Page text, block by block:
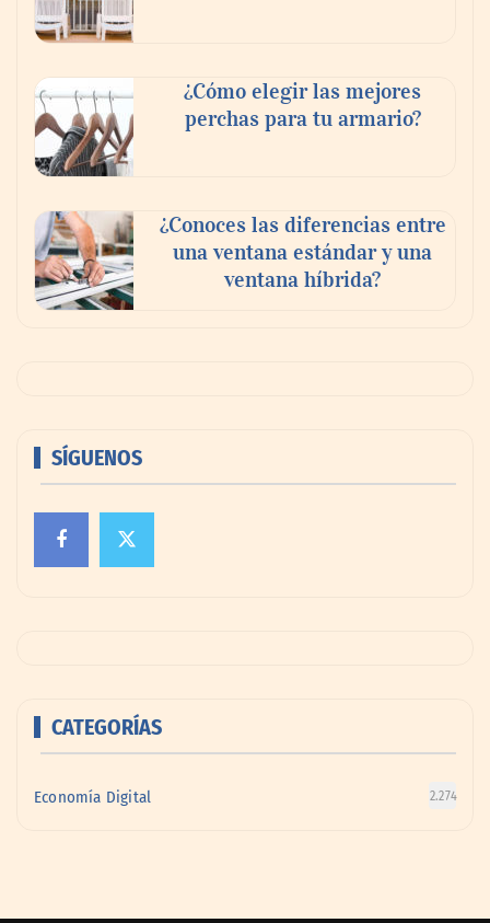
¿Cómo elegir las mejores
perchas para tu armario?
¿Conoces las diferencias entre
una ventana estándar y una
ventana híbrida?
SÍGUENOS
CATEGORÍAS
Economía Digital 2.274